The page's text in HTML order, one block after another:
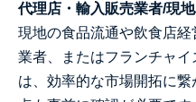
代理店・輸入販売業者/現
現地の食品流通や飲食店
業者、またはフランチャ
は、効率的な市場開拓に